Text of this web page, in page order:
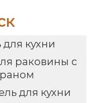
кухни
раковины с
для кухни